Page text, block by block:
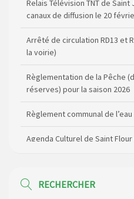
Arrêté de circulation RD13 et
la voirie)
Règlementation de la Pêche
réserves) pour la saison 2026
Règlement communal de l’eau
Agenda Culturel de Saint Flour
Horaire des bus scolaires
RECHERCHER